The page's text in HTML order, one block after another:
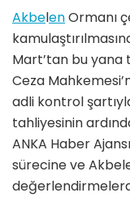
AkbelenOrmanı
Mart’tan bu yana
Ceza
adli kontrol
tahliyesinin
ANKA Haber
sürecine ve